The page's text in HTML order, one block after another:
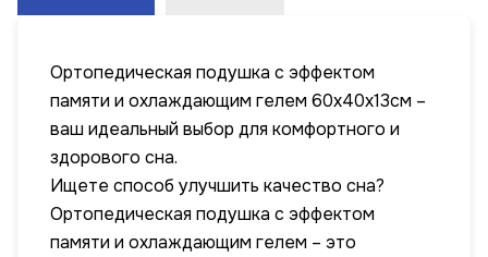
Ортопедическая подушка с эффектом
памяти и охлаждающим гелем 60х40х13см –
ваш идеальный выбор для комфортного и
здорового сна.
Ищете способ улучшить качество сна?
Ортопедическая подушка с эффектом
памяти и охлаждающим гелем – это